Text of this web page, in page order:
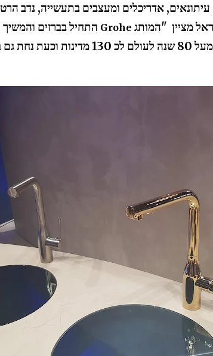
עיתונאים, אדריכלים ומעצבים בתעשייה, נדב
מציין "המותג Grohe התחיל בברזים
נחת גם בישראל".